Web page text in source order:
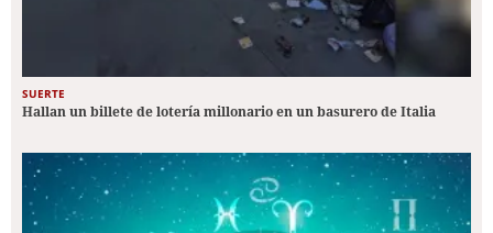
SUERTE
Hallan un billete de lotería millonario en un basurero de Italia